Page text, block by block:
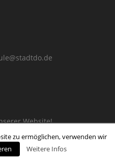
Website!
zu ermöglichen, verwenden wir
Weitere Infos